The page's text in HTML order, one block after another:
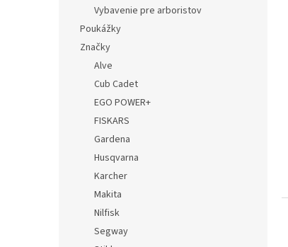
Vybavenie pre arboristov
Poukážky
Značky
Alve
Cub Cadet
EGO POWER+
FISKARS
Gardena
Husqvarna
Karcher
Makita
Nilfisk
Segway